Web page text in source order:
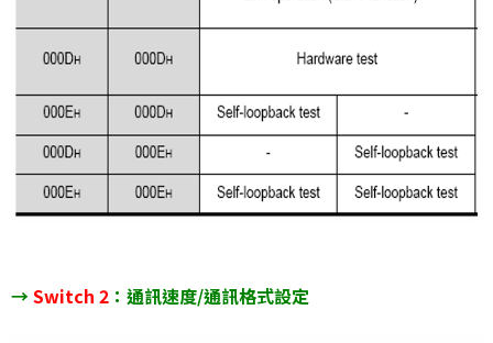
→Switch 2 ：通訊速度/通訊格式設定